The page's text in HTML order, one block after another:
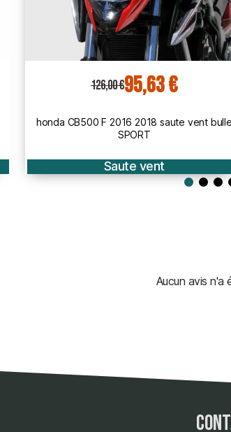
131,00 €111,22 €
honda CB 600 Hornet 2011 2012 2013 saute
vent bulle SPORT - 29cm
Saute vent
Aucun avis n'a